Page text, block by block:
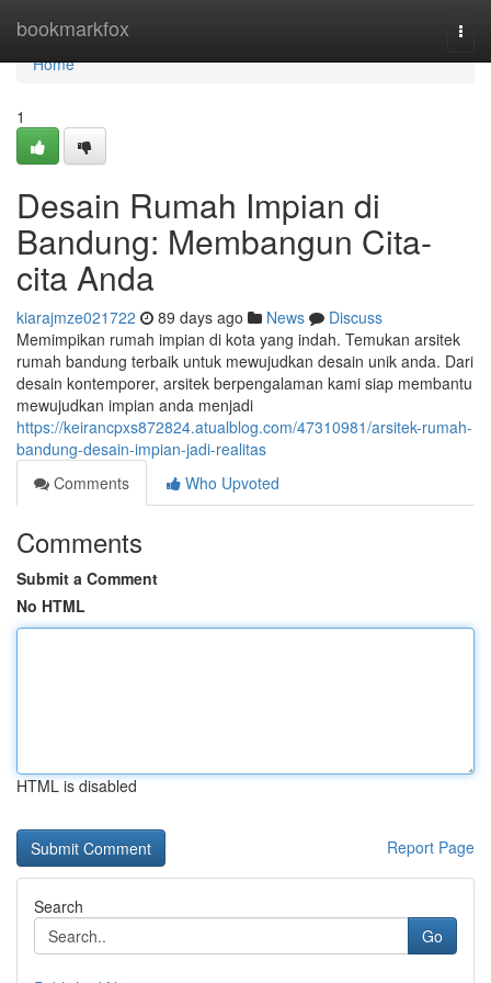
bookmarkfox
Home
Home
1
Desain Rumah Impian di
Bandung: Membangun Cita-
cita Anda
kiarajmze021722 89 days ago News
Discuss
Memimpikan rumah impian di kota yang indah. Temukan arsitek
rumah bandung terbaik untuk mewujudkan desain unik anda. Dari
desain kontemporer, arsitek berpengalaman kami siap membantu
mewujudkan impian anda menjadi
https://keirancpxs872824.atualblog.com/47310981/arsitek-rumah-
bandung-desain-impian-jadi-realitas
Comments
Who Upvoted
Comments
Submit a Comment
No HTML
HTML is disabled
Report Page
Search
Go